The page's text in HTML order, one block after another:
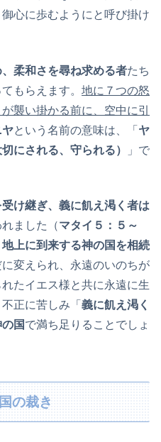
心に歩むようにと呼び掛け
柔和さを尋ね求める者たち
もらえます。 地に７つの怒
襲い掛かる前に、空中に引
ヤという名前の意味は、「 ヤ
にされる、守られる）
」で
け継ぎ、義に飢え渇く者は
ました（マタイ５：５～
地上に到来する神の国を相続
変えられ、永遠のいのちが
たイエス様と共に永遠に生
正に苦しみ「 義に飢え渇く
国で満ち足りることでしょ
の裁き